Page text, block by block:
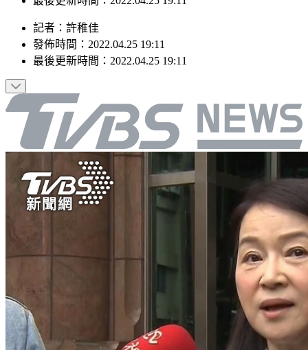
記者 ： 許稚佳
發佈時間： 2022.04.25 19:11
最後更新時間： 2022.04.25 19:11